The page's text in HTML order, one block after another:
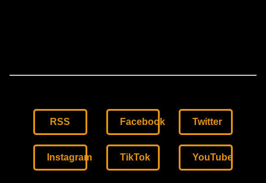
RSS Facebook Twitter
Instagram TikTok YouTube